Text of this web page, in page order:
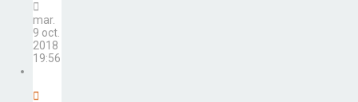
mar.
9 oct.
2018
19:56